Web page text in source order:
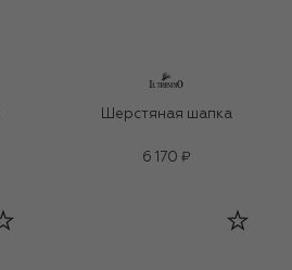
Шерстяная шапка
6 170 ₽